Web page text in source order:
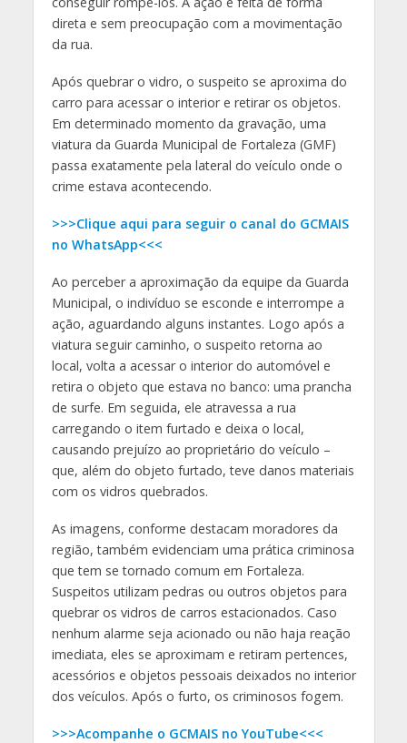
direta e sem preocupação com a movimentação
da rua.
Após quebrar o vidro, o suspeito se aproxima do
carro para acessar o interior e retirar os objetos.
Em determinado momento da gravação, uma
viatura da Guarda Municipal de Fortaleza (GMF)
passa exatamente pela lateral do veículo onde o
crime estava acontecendo.
>>>Clique aqui para seguir o canal do GCMAIS
no WhatsApp<<<
Ao perceber a aproximação da equipe da Guarda
Municipal, o indivíduo se esconde e interrompe a
ação, aguardando alguns instantes. Logo após a
viatura seguir caminho, o suspeito retorna ao
local, volta a acessar o interior do automóvel e
retira o objeto que estava no banco: uma prancha
de surfe. Em seguida, ele atravessa a rua
carregando o item furtado e deixa o local,
causando prejuízo ao proprietário do veículo –
que, além do objeto furtado, teve danos materiais
com os vidros quebrados.
As imagens, conforme destacam moradores da
região, também evidenciam uma prática criminosa
que tem se tornado comum em Fortaleza.
Suspeitos utilizam pedras ou outros objetos para
quebrar os vidros de carros estacionados. Caso
nenhum alarme seja acionado ou não haja reação
imediata, eles se aproximam e retiram pertences,
acessórios e objetos pessoais deixados no interior
dos veículos. Após o furto, os criminosos fogem.
>>>Acompanhe o GCMAIS no YouTube<<<